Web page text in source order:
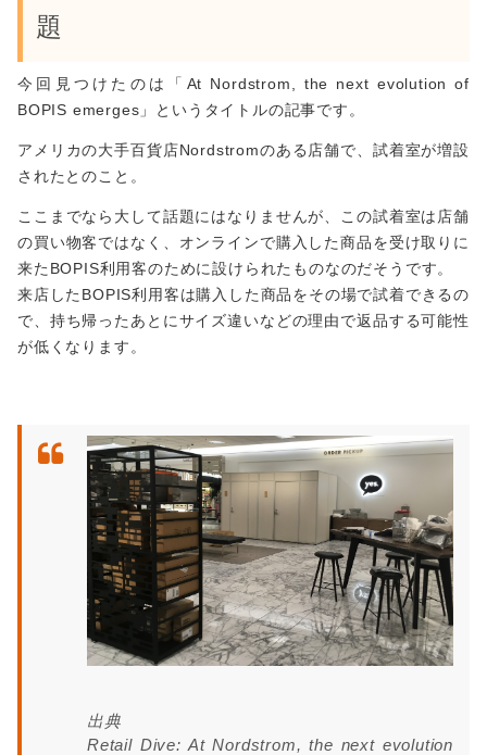
題
今回見つけたのは「At Nordstrom, the next evolution of
BOPIS emerges」というタイトルの記事です。
アメリカの大手百貨店Nordstromのある店舗で、試着室が増設
されたとのこと。
ここまでなら大して話題にはなりませんが、この試着室は店舗
の買い物客ではなく、オンラインで購入した商品を受け取りに
来たBOPIS利用客のために設けられたものなのだそうです。
来店したBOPIS利用客は購入した商品をその場で試着できるの
で、持ち帰ったあとにサイズ違いなどの理由で返品する可能性
が低くなります。
出典
Retail Dive: At Nordstrom, the next evolution